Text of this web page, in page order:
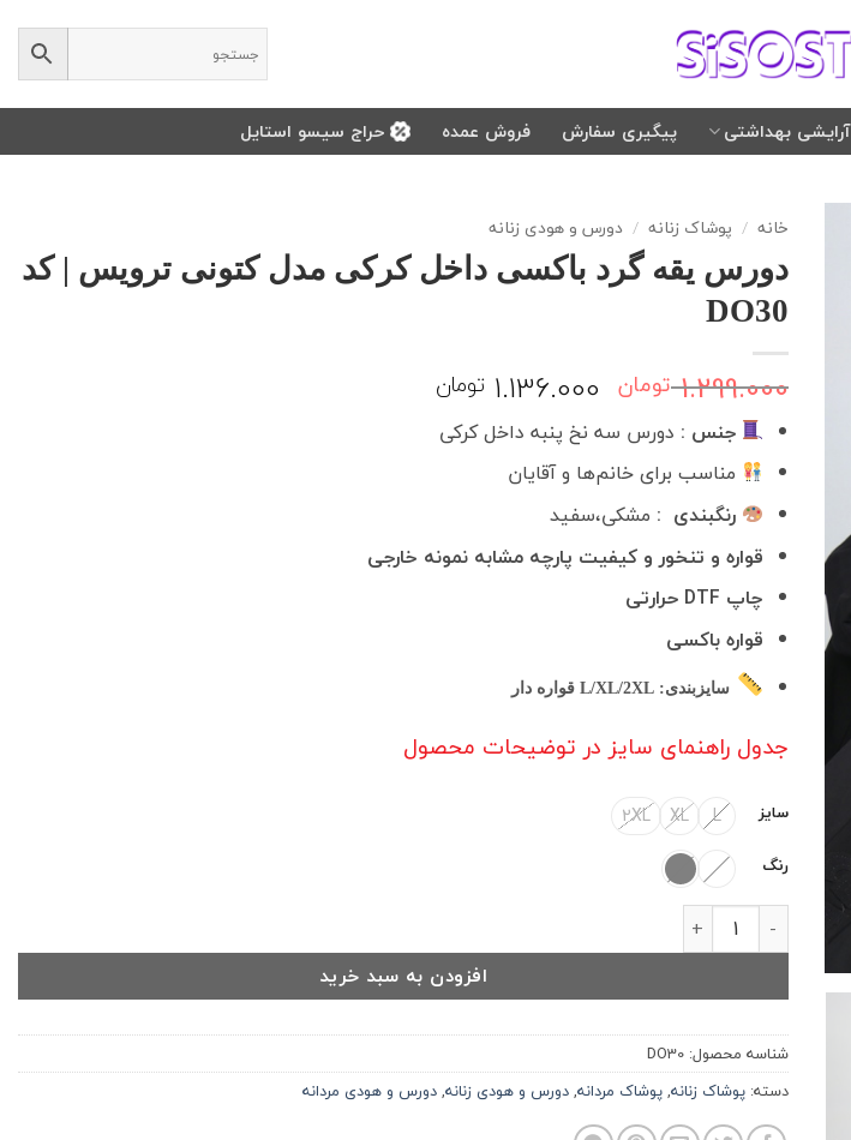
آرایشی بهداشتی پیگیری سفارش فروش عمده حراج سیسو استایل
خانه / پوشاک زنانه / دورس و هودی زنانه
دورس یقه گرد باکسی داخل کرکی مدل کتونی ترویس | کد
DO30
1.299.000 تومان قیمت
اصلی:
1.299.000 تومان
بود.
1.136.000 تومان
جنس : دورس سه نخ پنبه داخل کرکی
مناسب برای خانم‌ها و آقایان
رنگبندی : مشکی،سفید
قواره و تنخور و کیفیت پارچه مشابه نمونه خارجی
چاپ DTF حرارتی
قواره باکسی
سایزبندی:
جدول راهنمای سایز در توضیحات محصول
سایز L
XL
2XL
رنگ
دورس یقه گرد باکسی داخل کرکی مدل کتونی ترویس | کد DO30 عدد
افزودن به سبد خرید
شناسه محصول: DO30
دسته: پوشاک زنانه,پوشاک مردانه,دورس و هودی زنانه,دورس و هودی مردانه